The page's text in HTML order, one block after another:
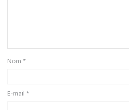
Nom *
E-mail *